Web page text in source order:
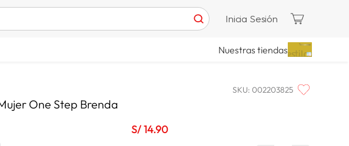
Inicia Sesión
Nuestras tiendas
SKU: 002203825
One Step Brenda
S/14.90